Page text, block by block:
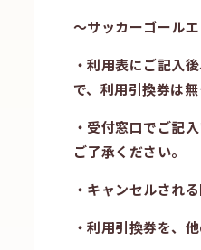
～サッカーゴール
・利用表にご記入
で、利用引換券は
・受付窓口でご記
ご了承ください。
・キャンセルされ
・利用引換券を、